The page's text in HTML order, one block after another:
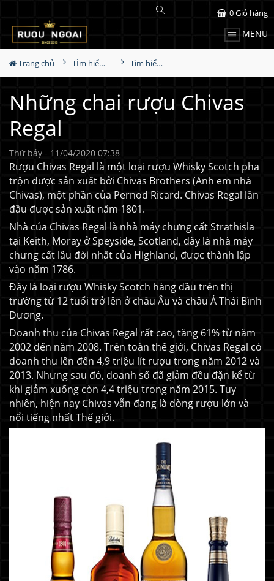
MENU
0Giỏ hàng
Trang chủ TÌm hiểu về rượu Tìm hiểu rượu Whisky
Những chai rượu Chivas
Regal
Thứ bảy - 11/04/2020 07:38
Rượu Chivas Regal là một loại rượu Whisky Scotch pha
trộn được sản xuất bởi Chivas Brothers (Anh em nhà
Chivas), một phần của Pernod Ricard. Chivas Regal lần
đầu được sản xuất năm 1801.
Nhà của Chivas Regal là nhà máy chưng cất Strathisla
tại Keith, Moray ở Speyside, Scotland, đây là nhà máy
chưng cất lâu đời nhất của Highland, được thành lập
vào năm 1786.
Đây là loại rượu Whisky Scotch hàng đầu trên thị
trường từ 12 tuổi trở lên ở châu Âu và châu Á Thái Bình
Dương.
Doanh thu của Chivas Regal rất cao, tăng 61% từ năm
2002 đến năm 2008. Trên toàn thế giới, Chivas Regal có
doanh thu lên đến 4,9 triệu lít rượu trong năm 2012 và
2013. Nhưng sau đó, doanh số đã giảm đều đặn kể từ
khi giảm xuống còn 4,4 triệu trong năm 2015. Tuy
nhiên, hiện nay Chivas vẫn đang là dòng rượu lớn và
nổi tiếng nhất Thế giới.